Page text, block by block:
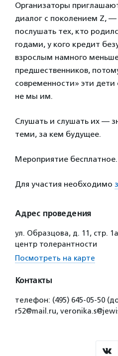
Организаторы
диалог с поколением Z,
послушать тех, кто
годами, у кого кредит
взрослым намного
предшественников,
современности» эти
не мы им.
Слушать и слушать их —
теми, за кем будущее.
Мероприятие бесплатное.
Для участия необходимо
Адрес проведения
ул. Образцова, д. 11, стр.
центр толерантности
Посмотреть на карте
Контакты
телефон: (495) 645-05-50
r52@mail.ru,